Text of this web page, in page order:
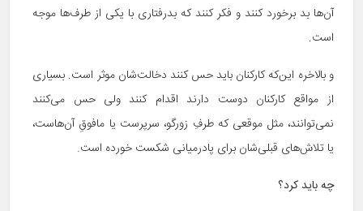
آن‌ها بد برخورد کنند و فکر کنند که بدرفتاری با یکی از طرف‌ها موجه
است.
و بالاخره این‌که کارکنان باید حس کنند دخالت‌شان موثر است. بسیاری
از مواقع کارکنان دوست دارند اقدام کنند ولی حس می‌کنند
نمی‌توانند، مثل موقعی که طرفِ زورگو، سرپرست یا مافوقِ آن‌هاست،
یا تلاش‌های قبلی‌شان برای پادرمیانی شکست خورده است.
چه باید کرد؟